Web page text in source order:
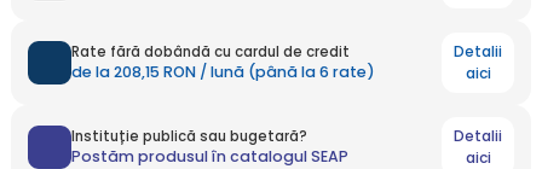
Rate fără dobândă cu cardul de credit
de la 208,15 RON / lună (până la 6 rate)
Detalii
aici
Instituție publică sau bugetară?
Postăm produsul în catalogul SEAP
Detalii
aici